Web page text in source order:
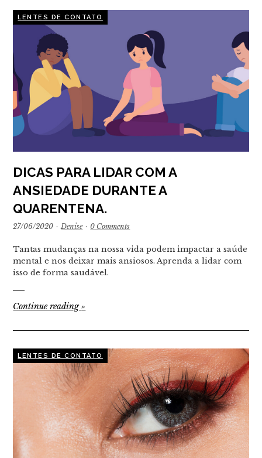
LENTES DE CONTATO
DICAS PARA LIDAR COM A
ANSIEDADE DURANTE A
QUARENTENA.
27/06/2020 · Denise · 0 Comments
Tantas mudanças na nossa vida podem impactar a saúde
mental e nos deixar mais ansiosos. Aprenda a lidar com
isso de forma saudável.
Continue reading»
LENTES DE CONTATO